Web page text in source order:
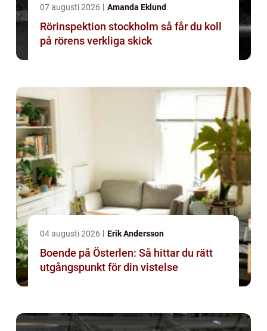
07 augusti 2026 Amanda Eklund
Rörinspektion stockholm så får du koll
på rörens verkliga skick
04 augusti 2026 Erik Andersson
Boende på Österlen: Så hittar du rätt
utgångspunkt för din vistelse